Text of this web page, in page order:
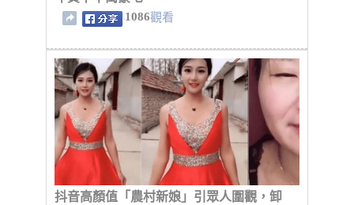
1086觀看
抖音高顏值「農村新娘」引眾人圍觀，卸